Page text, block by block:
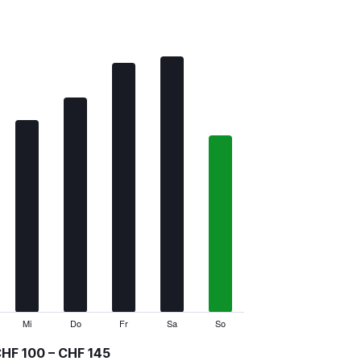
Mi Do Fr Sa So
100 – CHF 145